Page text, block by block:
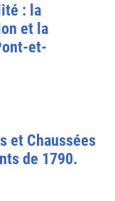
: la
et la
et-
et Chaussées
de 1790.